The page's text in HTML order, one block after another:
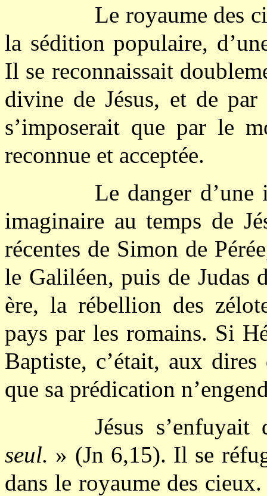
Le royaume des
la sédition populaire,
Il se reconnaissait
divine de Jésus, et de
s’imposerait que par le
reconnue et acceptée.
Le danger d’une
imaginaire au temps de
récentes de Simon de
le Galiléen, puis de Judas
ère, la rébellion des
pays par les romains. Si
Baptiste, c’était, aux
que sa prédication
Jésus
seul. » (Jn 6,15). Il se
dans le royaume des